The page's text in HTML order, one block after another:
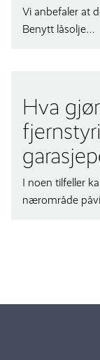
Vi anbefaler at
Benytt låsolje…
Hva
I noen tilfeller
nærområde